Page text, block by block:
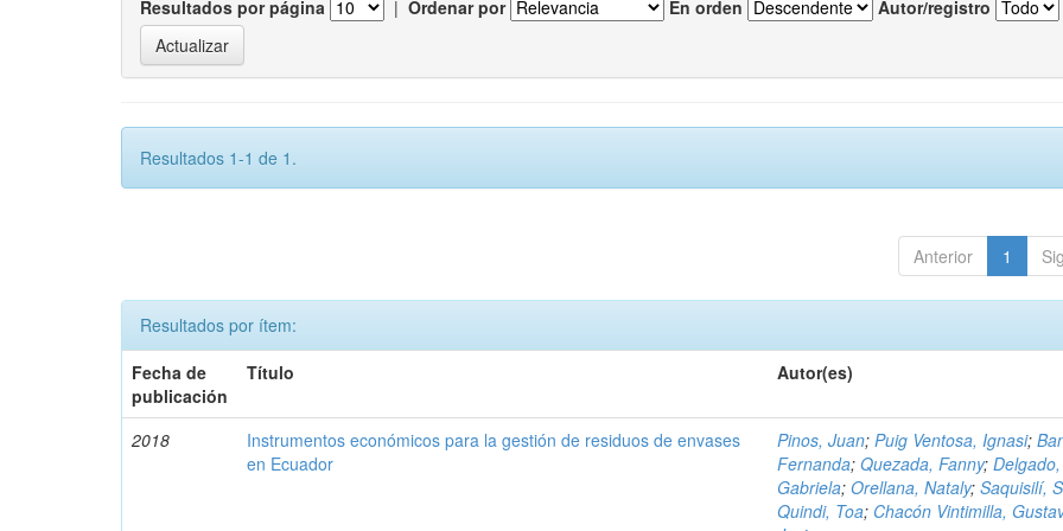
Resultados por página | Ordenar por En orden Autor/registro
Resultados 1-1 de 1.
Anterior 1
Resultados por ítem:
Fecha de
publicación
Título Autor(es)
2018
Instrumentos económicos para la gestión de residuos de envases
en Ecuador
Pinos, Juan;Puig Ventosa, Ignasi;
Fernanda;Quezada, Fanny;Delgado,
Gabriela;Orellana, Nataly;Saquisilí,
Quindi, Toa; Chacón Vintimilla,